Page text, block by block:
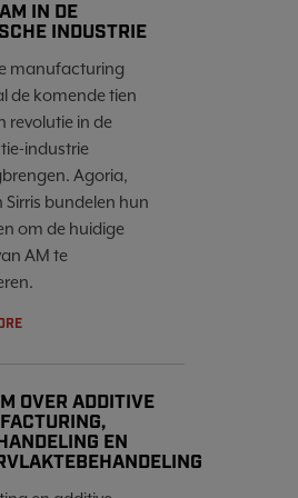
IN DE
INDUSTRIE
manufacturing
de komende tien
revolutie in de
industrie
Agoria,
Sirris bundelen hun
om de huidige
AM te
OVER ADDITIVE
EN